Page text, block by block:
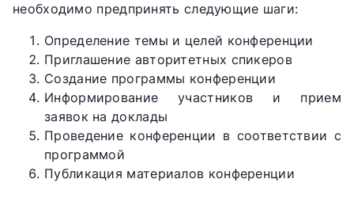
необходимо предпринять следующие шаги:
Определение темы и целей конференции
Приглашение авторитетных спикеров
Создание программы конференции
Информирование участников и прием
заявок на доклады
Проведение конференции в соответствии с
программой
Публикация материалов конференции